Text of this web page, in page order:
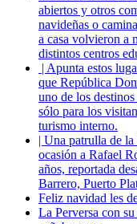
abiertos y otros
navideñas o
a casa volvieron a
distintos centros
| Apunta estos
que República
uno de los
sólo para los
turismo interno.
| Una patrulla de
ocasión a Rafael
años, reportada
Barrero, Puerto
Feliz navidad les
La Perversa con